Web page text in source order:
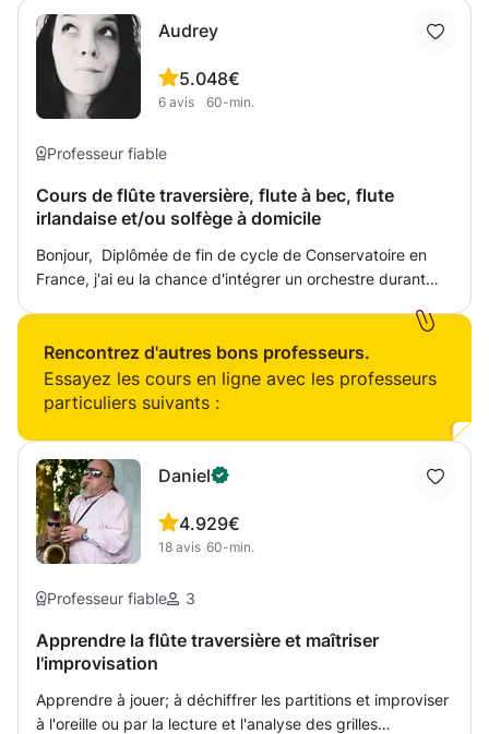
Audrey
5.0
6 avis
48€
60-min.
Professeur fiable
Cours de flûte traversière, flute à bec, flute
irlandaise et/ou solfège à domicile
Bonjour, Diplômée de fin de cycle de Conservatoire en
France, j'ai eu la chance d'intégrer un orchestre durant
flute à bec et flute irlandaise dans 2 écoles de musique en
Suisse et en France, ainsi qu'à domicile. Consciente
qu'après une journée d'école souvent fatigante les enfants
aient besoin d'un enseignement ludique, j'adapte le
Je me tiens à votre disposition pour toute information
complémentaire et premier contact, et vous souhaite une
excellente journée. Audrey
Rencontrez d'autres bons professeurs.
Essayez les cours en ligne avec les professeurs
particuliers suivants :
Daniel
4.9
18 avis
29€
60-min.
Professeur fiable 3
Apprendre la flûte traversière et maîtriser
l'improvisation
Apprendre à jouer; à déchiffrer les partitions et improviser
à l'oreille ou par la lecture et l'analyse des grilles